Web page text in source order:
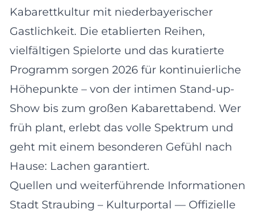
Kabarettkultur mit niederbayerischer
Gastlichkeit. Die etablierten Reihen,
vielfältigen Spielorte und das kuratierte
Programm sorgen 2026 für kontinuierliche
Höhepunkte – von der intimen Stand-up-
Show bis zum großen Kabarettabend. Wer
früh plant, erlebt das volle Spektrum und
geht mit einem besonderen Gefühl nach
Hause: Lachen garantiert.
Quellen und weiterführende Informationen
Stadt Straubing – Kulturportal — Offizielle